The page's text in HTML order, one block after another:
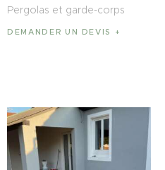
Pergolas et garde-corps
DEMANDER UN DEVIS